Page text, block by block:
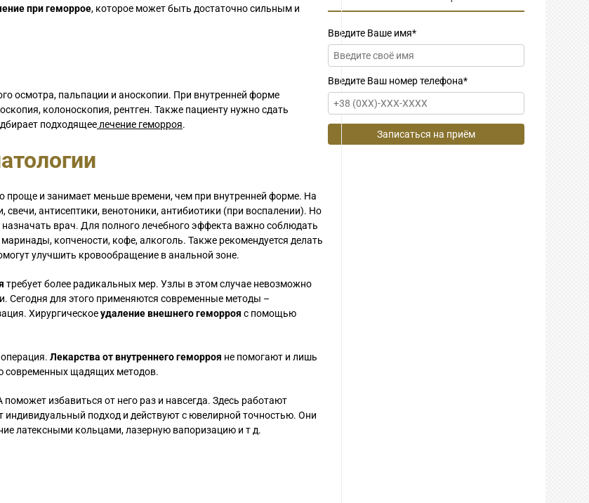
при геморрое, которое может быть достаточно сильным и
осмотра, пальпации и аноскопии. При внутренней форме
колоноскопия, рентген. Также пациенту нужно сдать
подходящеелечение геморроя.
проще и занимает меньше времени, чем при внутренней форме. На
антисептики, венотоники, антибиотики (при воспалении). Но
врач. Для полного лечебного эффекта важно соблюдать
копчености, кофе, алкоголь. Также рекомендуется делать
улучшить кровообращение в анальной зоне.
требует более радикальных мер. Узлы в этом случае невозможно
Сегодня для этого применяются современные методы –
Хирургическоеудаление внешнего геморроя с помощью
Лекарства от внутреннего геморроя не помогают и лишь
современных щадящих методов.
избавиться от него раз и навсегда. Здесь работают
подход и действуют с ювелирной точностью. Они
латексными кольцами, лазерную вапоризацию и т д.
Введите Ваше имя*
Введите Ваш номер телефона*